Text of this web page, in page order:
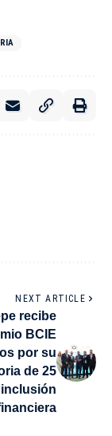
NEXT ARTICLE
recibe
BCIE
por su
de 25